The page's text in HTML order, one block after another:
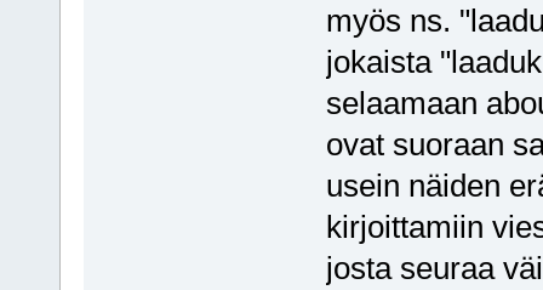
myös ns.
jokaista
selaamaan
ovat suoraan
usein näiden
kirjoittamiin
josta seuraa